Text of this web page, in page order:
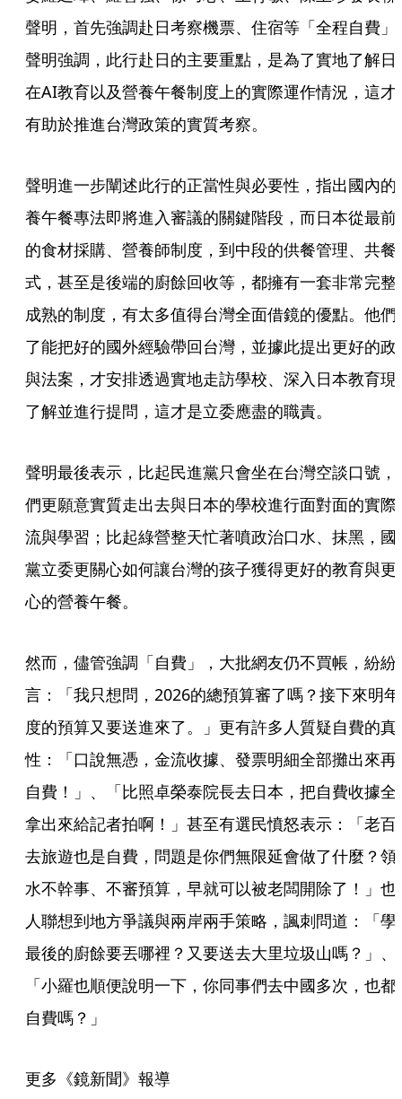
聲明，首先強調赴日考察機票、住宿等「全程自費」
聲明強調，此行赴日的主要重點，是為了實地了解日
在AI教育以及營養午餐制度上的實際運作情況，這才
有助於推進台灣政策的實質考察。
聲明進一步闡述此行的正當性與必要性，指出國內的
養午餐專法即將進入審議的關鍵階段，而日本從最前
的食材採購、營養師制度，到中段的供餐管理、共餐
式，甚至是後端的廚餘回收等，都擁有一套非常完整
成熟的制度，有太多值得台灣全面借鏡的優點。他們
了能把好的國外經驗帶回台灣，並據此提出更好的政
與法案，才安排透過實地走訪學校、深入日本教育現
了解並進行提問，這才是立委應盡的職責。
聲明最後表示，比起民進黨只會坐在台灣空談口號，
們更願意實質走出去與日本的學校進行面對面的實際
流與學習；比起綠營整天忙著噴政治口水、抹黑，國
黨立委更關心如何讓台灣的孩子獲得更好的教育與更
心的營養午餐。
然而，儘管強調「自費」，大批網友仍不買帳，紛紛
言：「我只想問，2026的總預算審了嗎？接下來明年
度的預算又要送進來了。」更有許多人質疑自費的真
性：「口說無憑，金流收據、發票明細全部攤出來再
自費！」、「比照卓榮泰院長去日本，把自費收據全
拿出來給記者拍啊！」甚至有選民憤怒表示：「老百
去旅遊也是自費，問題是你們無限延會做了什麼？領
水不幹事、不審預算，早就可以被老闆開除了！」也
人聯想到地方爭議與兩岸兩手策略，諷刺問道：「學
最後的廚餘要丟哪裡？又要送去大里垃圾山嗎？」、
「小羅也順便說明一下，你同事們去中國多次，也都
自費嗎？」
更多《鏡新聞》報導